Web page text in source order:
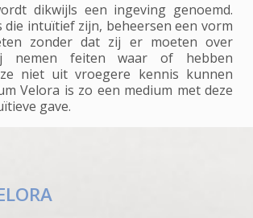
dikwijls een ingeving genoemd.
die intuïtief zijn, beheersen een vorm
zonder dat zij er moeten over
nemen feiten waar of hebben
niet uit vroegere kennis kunnen
Velora is zo een medium met deze
gave.